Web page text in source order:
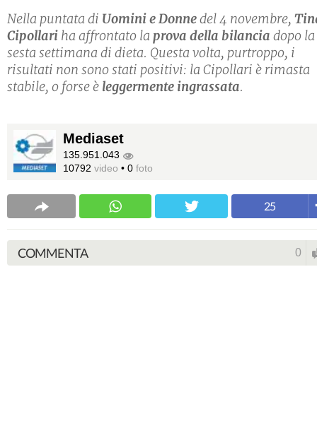
Nella puntata di Uomini e Donnedel 4 novembre,
Cipollari ha affrontato la prova della bilancia dopo la
sesta settimana di dieta. Questa volta, purtroppo, i
risultati non sono stati positivi: la Cipollari è rimasta
stabile, o forse è leggermente ingrassata.
Mediaset
135.951.043
10792 video • 0 foto
25
COMMENTA 0